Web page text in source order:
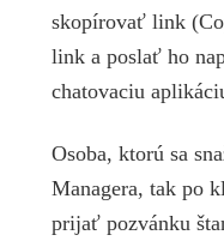
skopírovať link
link a poslať ho
chatovaciu
Osoba, ktorú sa
Managera, tak po
prijať pozvánku